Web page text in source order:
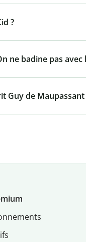
?
ne badine pas avec
Guy de Maupassant